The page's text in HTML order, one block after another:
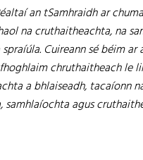
an tSamhraidh ar
na cruthaitheachta, na
Cuireann sé béim
chruthaitheach le
a bhlaiseadh, tacaíonn
agus